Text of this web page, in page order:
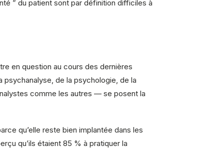
” du patient sont par définition difficiles à
en question au cours des dernières
de la psychologie, de la
comme les autres — se posent la
qu’elle reste bien implantée dans les
qu’ils étaient 85 % à pratiquer la